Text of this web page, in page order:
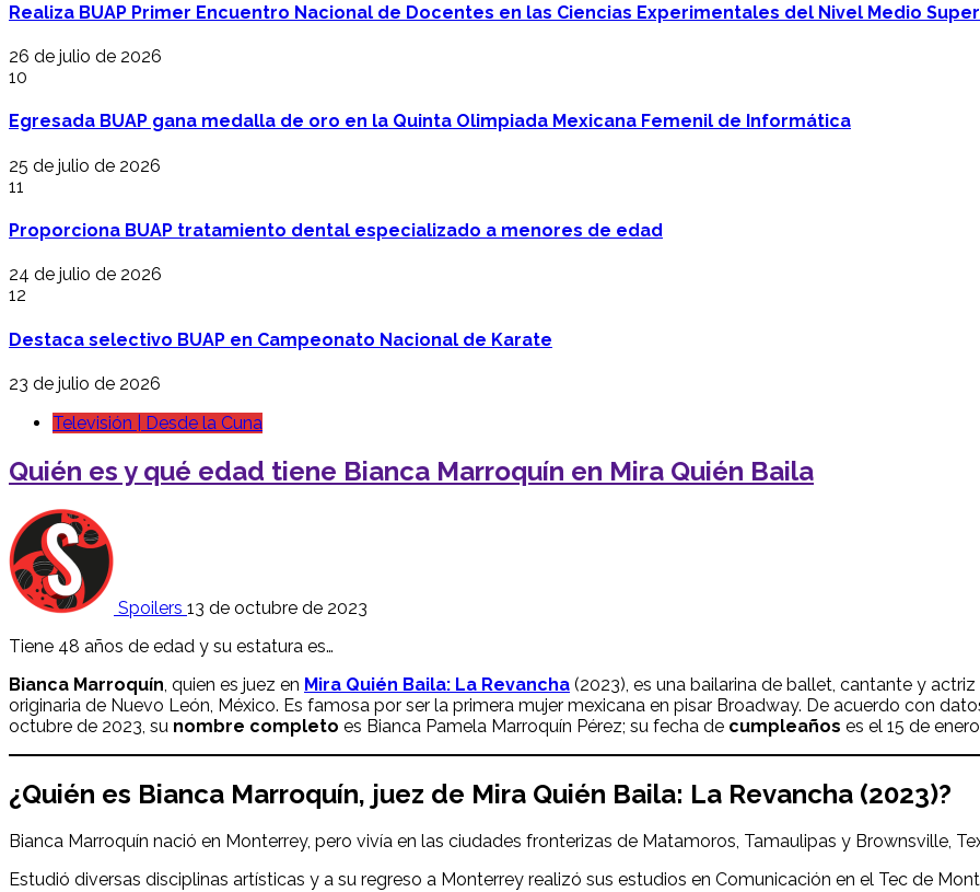
Realiza BUAP Primer Encuentro Nacional de Docentes en las Ciencias Experimentales del Nivel Medio
26 de julio de 2026
10
Egresada BUAP gana medalla de oro en la Quinta Olimpiada Mexicana Femenil de Informática
25 de julio de 2026
11
Proporciona BUAP tratamiento dental especializado a menores de edad
24 de julio de 2026
12
Destaca selectivo BUAP en Campeonato Nacional de Karate
23 de julio de 2026
Televisión | Desde la Cuna
Quién es y qué edad tiene Bianca Marroquín en Mira Quién Baila
Spoilers 13 de octubre de 2023
Tiene 48 años de edad y su estatura es…
Bianca Marroquín , quien es juez en Mira Quién Baila: La Revancha (2023), es una bailarina de ballet, cantante y
originaria de Nuevo León, México. Es famosa por ser la primera mujer mexicana en pisar Broadway. De acuerdo con
octubre de 2023, su nombre completo es Bianca Pamela Marroquín Pérez; su fecha de cumpleaños es el 15 de
¿Quién es Bianca Marroquín, juez de Mira Quién Baila: La Revancha (2023)?
Bianca Marroquín nació en Monterrey, pero vivía en las ciudades fronterizas de Matamoros, Tamaulipas y Brownsville,
Estudió diversas disciplinas artísticas y a su regreso a Monterrey realizó sus estudios en Comunicación en el Tec de